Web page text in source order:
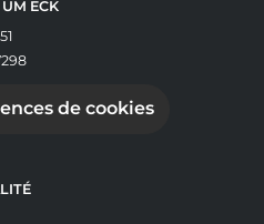
ECK
de cookies